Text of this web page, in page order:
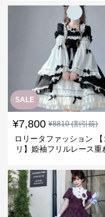
SALE
¥7,800 ¥8810(割引前)
ロリータファッション 【
リ】姫袖フリルレース重